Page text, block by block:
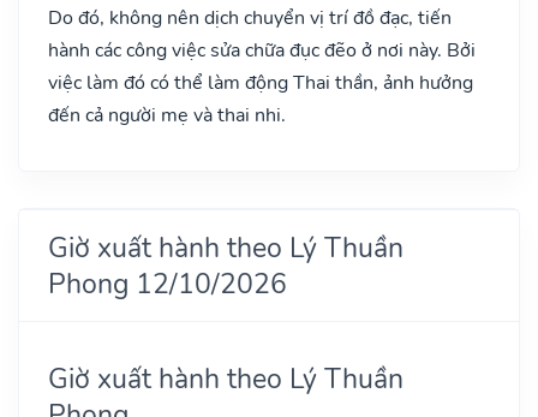
Do đó, không nên dịch chuyển vị trí đồ đạc, tiến
hành các công việc sửa chữa đục đẽo ở nơi này. Bởi
việc làm đó có thể làm động Thai thần, ảnh hưởng
đến cả người mẹ và thai nhi.
Giờ xuất hành theo Lý Thuần
Phong 12/10/2026
Giờ xuất hành theo Lý Thuần